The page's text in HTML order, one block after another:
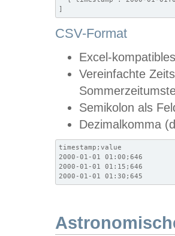
]
CSV-Format
Excel-
Vereinfachte
Semikolon als
Dezimalkomma
timestamp;value
2000-01-01 01:00;646
2000-01-01 01:15;646
2000-01-01 01:30;645